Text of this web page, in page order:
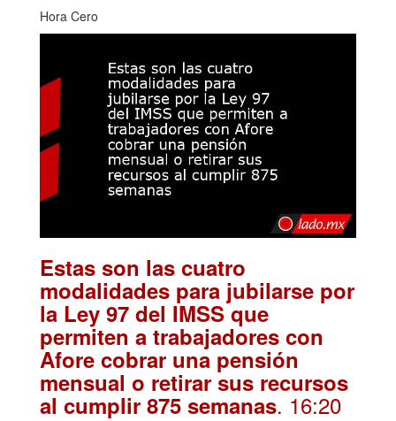
Hora Cero
Estas son las cuatro
modalidades para jubilarse por
la Ley 97 del IMSS que
permiten a trabajadores con
Afore cobrar una pensión
mensual o retirar sus recursos
al cumplir 875 semanas. 16:20